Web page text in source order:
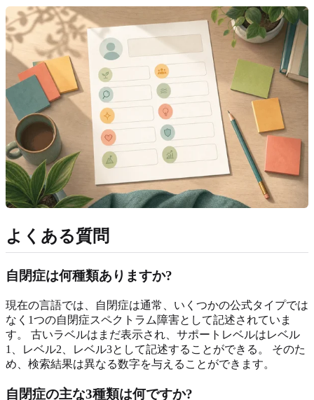
よくある質問
自閉症は何種類ありますか?
現在の言語では、自閉症は通常、いくつかの公式タイプでは
なく1つの自閉症スペクトラム障害として記述されていま
す。 古いラベルはまだ表示され、サポートレベルはレベル
1、レベル2、レベル3として記述することができる。 そのた
め、検索結果は異なる数字を与えることができます。
自閉症の主な3種類は何ですか?